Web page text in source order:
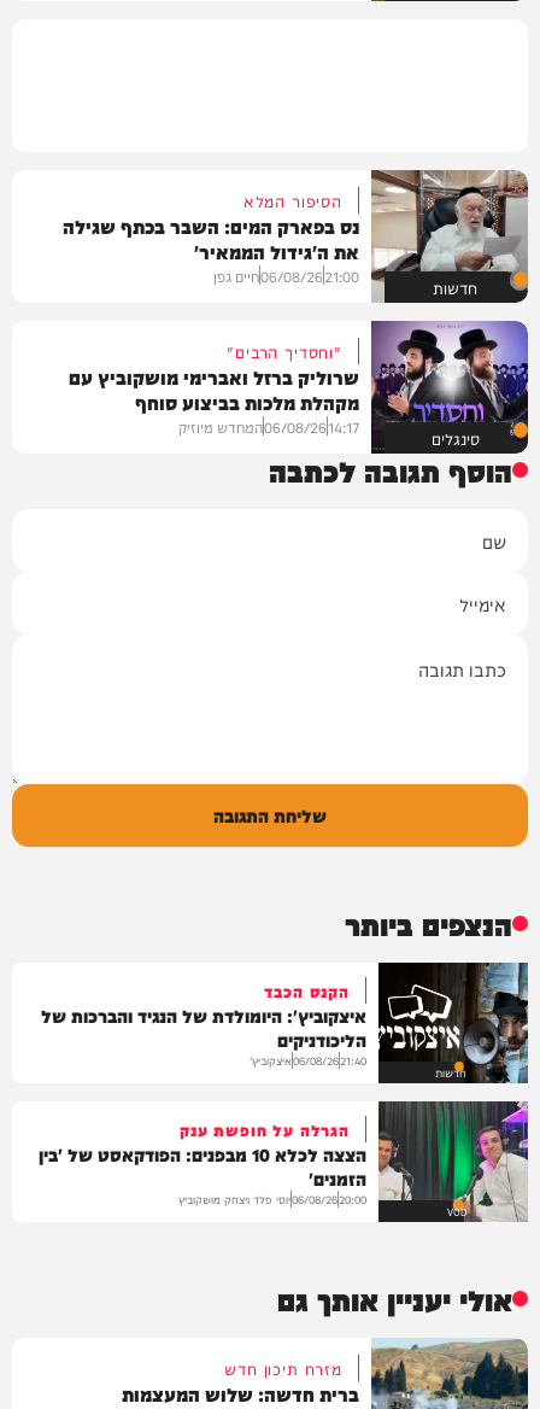
חדשות
הסיפור המלא
נס בפארק המים: השבר בכתף שגילה
את ה'גידול הממאיר'
21:00
06/08/26חיים גפן
סינגלים
"וחסדיך הרבים"
שרוליק ברזל ואברימי מושקוביץ עם
מקהלת מלכות בביצוע סוחף
14:17
06/08/26המחדש מיוזיק
הוסף תגובה לכתבה
שליחת התגובה
הנצפים ביותר
חדשות
הקנס הכבד
איצקוביץ': היומולדת של הנגיד והברכות של
הליכודניקים
21:40
06/08/26איצקוביץ'
VOD
הגרלה על חופשת ענק
הצצה לכלא 10 מבפנים: הפודקאסט של 'בין
הזמנים'
20:00
06/08/26יוסי פלד ויצחק מושקוביץ
אולי יעניין אותך גם
מזרח תיכון חדש
ברית חדשה: שלוש המעצמות